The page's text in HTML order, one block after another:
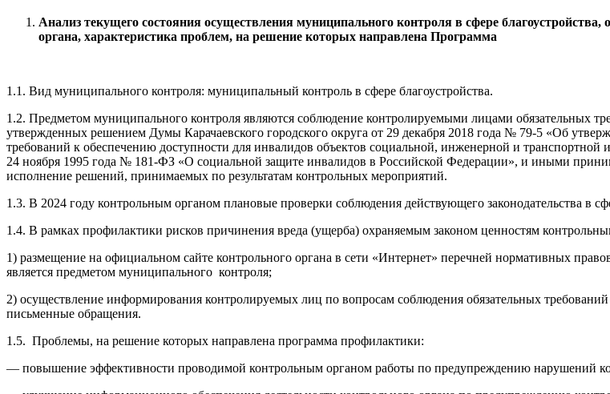
Анализ текущего состояния осуществления муниципального контроля в сфере
органа, характеристика проблем, на решение которых направлена Программа
1.1. Вид муниципального контроля: муниципальный контроль в сфере благоустройства.
1.2. Предметом муниципального контроля являются соблюдение контролируемыми лицами обязательных
утвержденных решением Думы Карачаевского городского округа от 29 декабря 2018 года № 79-5 «Об
требований к обеспечению доступности для инвалидов объектов социальной, инженерной и
24 ноября 1995 года № 181-ФЗ «О социальной защите инвалидов в Российской Федерации», и иными
исполнение решений, принимаемых по результатам контрольных мероприятий.
1.3. В 2024 году контрольным органом плановые проверки соблюдения действующего законодательства в
1.4. В рамках профилактики рисков причинения вреда (ущерба) охраняемым законом ценностям
1) размещение на официальном сайте контрольного органа в сети «Интернет» перечней нормативных
является предметом муниципального контроля;
2) осуществление информирования контролируемых лиц по вопросам соблюдения обязательных
письменные обращения.
1.5. Проблемы, на решение которых направлена программа профилактики:
— повышение эффективности проводимой контрольным органом работы по предупреждению нарушений